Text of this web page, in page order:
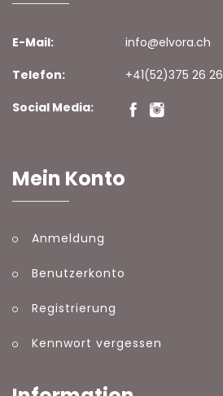
E-Mail:
info@elvora.ch
Telefon:
+41(52)375 26 26
Social Media:
Mein Konto
Anmeldung
Benutzerkonto
Registrierung
Kennwort vergessen